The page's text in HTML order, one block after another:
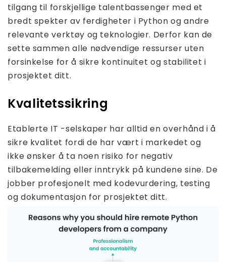
tilgang til forskjellige talentbassenger med et
bredt spekter av ferdigheter i Python og andre
relevante verktøy og teknologier. Derfor kan de
sette sammen alle nødvendige ressurser uten
forsinkelse for å sikre kontinuitet og stabilitet i
prosjektet ditt.
Kvalitetssikring
Etablerte IT -selskaper har alltid en overhånd i å
sikre kvalitet fordi de har vært i markedet og
ikke ønsker å ta noen risiko for negativ
tilbakemelding eller inntrykk på kundene sine. De
jobber profesjonelt med kodevurdering, testing
og dokumentasjon for prosjektet ditt.